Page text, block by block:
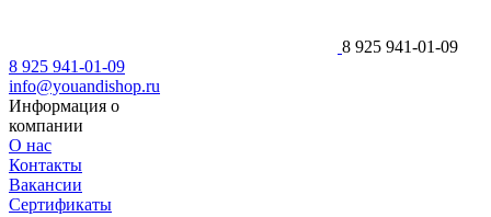
8 925 941-01-09
8 925 941-01-09
info@youandishop.ru
Информация о
компании
О нас
Контакты
Вакансии
Сертификаты